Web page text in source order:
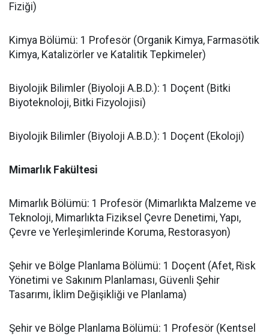
Fiziği)
​Kimya Bölümü: 1 Profesör (Organik Kimya, Farmasötik
Kimya, Katalizörler ve Katalitik Tepkimeler)
​Biyolojik Bilimler (Biyoloji A.B.D.): 1 Doçent (Bitki
Biyoteknoloji, Bitki Fizyolojisi)
​Biyolojik Bilimler (Biyoloji A.B.D.): 1 Doçent (Ekoloji)
​Mimarlık Fakültesi
​Mimarlık Bölümü: 1 Profesör (Mimarlıkta Malzeme ve
Teknoloji, Mimarlıkta Fiziksel Çevre Denetimi, Yapı,
Çevre ve Yerleşimlerinde Koruma, Restorasyon)
​Şehir ve Bölge Planlama Bölümü: 1 Doçent (Afet, Risk
Yönetimi ve Sakınım Planlaması, Güvenli Şehir
Tasarımı, İklim Değişikliği ve Planlama)
​Şehir ve Bölge Planlama Bölümü: 1 Profesör (Kentsel